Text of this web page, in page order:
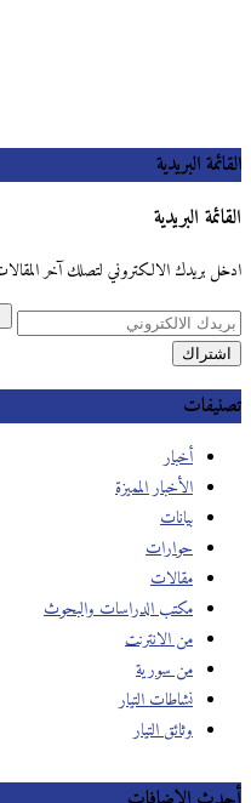
القائمة البريدية
القائمة البريدية
ادخل بريدك الالكتروني لتصلك آخر المقالات
تصنيفات
أخبار
الأخبار المميزة
بيانات
حوارات
مقالات
مكتب الدراسات والبحوث
من الانترنت
من سورية
نشاطات التيار
وثائق التيار